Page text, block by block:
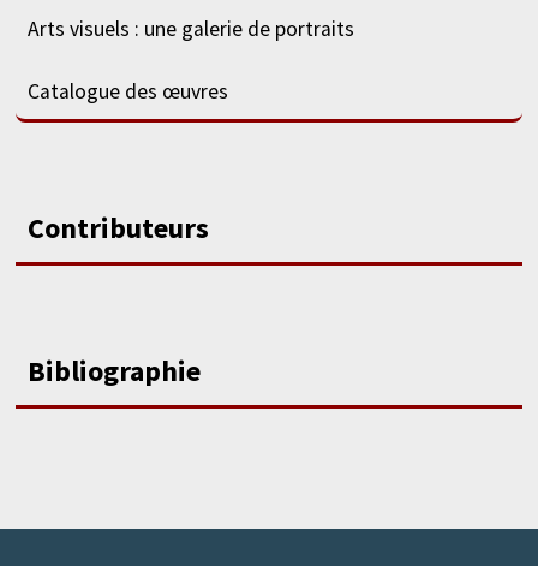
Arts visuels : une galerie de portraits
Catalogue des œuvres
Contributeurs
Bibliographie